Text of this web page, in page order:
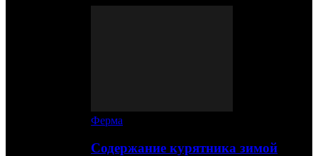
Ферма
Содержание курятника зимой